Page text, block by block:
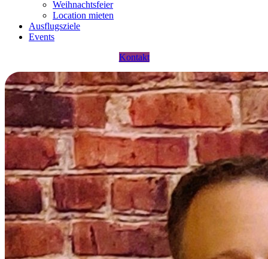
Weihnachtsfeier
Location mieten
Ausflugsziele
Events
Kontakt